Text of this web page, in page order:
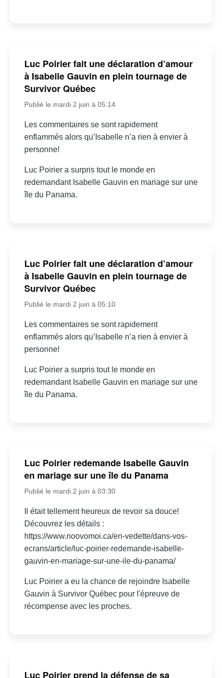
Luc Poirier fait une déclaration d’amour
à Isabelle Gauvin en plein tournage de
Survivor Québec
Publié le mardi 2 juin à 05:14
Les commentaires se sont rapidement
enflammés alors qu’Isabelle n’a rien à envier à
personne!
Luc Poirier a surpris tout le monde en
redemandant Isabelle Gauvin en mariage sur une
île du Panama.
Luc Poirier fait une déclaration d’amour
à Isabelle Gauvin en plein tournage de
Survivor Québec
Publié le mardi 2 juin à 05:10
Les commentaires se sont rapidement
enflammés alors qu’Isabelle n’a rien à envier à
personne!
Luc Poirier a surpris tout le monde en
redemandant Isabelle Gauvin en mariage sur une
île du Panama.
Luc Poirier redemande Isabelle Gauvin
en mariage sur une île du Panama
Publié le mardi 2 juin à 03:30
Il était tellement heureux de revoir sa douce!
Découvrez les détails :
https://www.noovomoi.ca/en-vedette/dans-vos-
ecrans/article/luc-poirier-redemande-isabelle-
gauvin-en-mariage-sur-une-ile-du-panama/
Luc Poirier a eu la chance de rejoindre Isabelle
Gauvin à Survivor Québec pour l'épreuve de
récompense avec les proches.
Luc Poirier prend la défense de sa